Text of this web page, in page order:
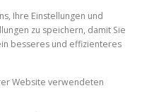
Ihre Einstellungen und
zu speichern, damit Sie
besseres und effizienteres
Website verwendeten